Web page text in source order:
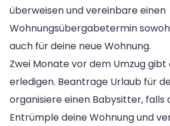
überweisen und vereinbare einen
Wohnungsübergabetermin
auch für deine neue Wohnung.
Zwei Monate vor dem Umzug gibt
erledigen. Beantrage Urlaub für
organisiere einen Babysitter, falls
Entrümple deine Wohnung und